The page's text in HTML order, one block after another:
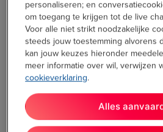
en kan je ermee aan de
gewoon nog je opzetstuk
reinigingsstand en je kan
reinigen.
personaliseren; en
om toegang te krijgen tot de live
Voor alle niet strikt noodzakelijke
steeds jouw toestemming alvorens
kan jouw keuzes hieronder
meer informatie over wil, verwijzen
cookieverklaring.
Alles